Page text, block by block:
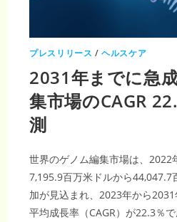
長
プレスリリース /ヘルスケア
2031年までに急
集市場のCAGR
測
世界のゲノム編集市場は、2022
7,195.9百万米ドルから44,047.7
加が見込まれ、2023年から
平均成長率（CAGR）が22.3％